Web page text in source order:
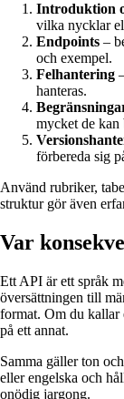
Introduktion
vilka nycklar
Endpoints –
och exempel.
Felhantering
hanteras.
mycket de kan
förbereda sig
Använd rubriker,
struktur gör även
Var
Ett API är ett språk
översättningen till
format. Om du kallar
på ett annat.
Samma gäller ton
eller engelska och
onödig jargong.